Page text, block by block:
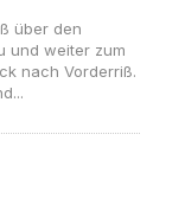
über den
und weiter zum
nach Vorderriß.